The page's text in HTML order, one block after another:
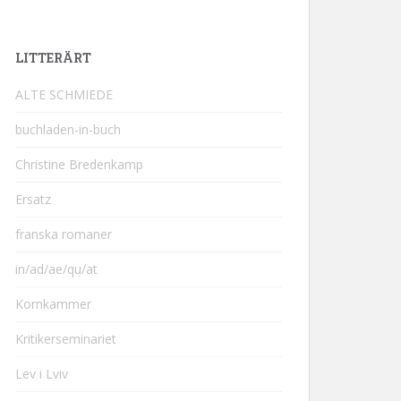
LITTERÄRT
ALTE SCHMIEDE
buchladen-in-buch
Christine Bredenkamp
Ersatz
franska romaner
in/ad/ae/qu/at
Kornkammer
Kritikerseminariet
Lev i Lviv